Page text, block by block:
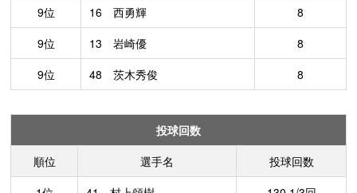
9位
16 西勇輝
8
9位
13 岩崎優
8
9位
48 茨木秀俊 8
投球回数
順位
選手名
投球回数